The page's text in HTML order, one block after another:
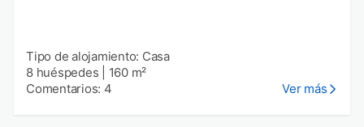
Tipo de alojamiento: Casa
8 huéspedes
160 m²
Comentarios: 4
Ver más